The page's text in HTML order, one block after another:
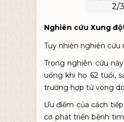
2/
Nghiên cứu Xung
Tuy nhiên nghiên cứu
Trong nghiên cứu
uống khi họ 62 tuổi,
trường hợp tử vong
Ưu điểm của cách
cơ phát triển bệnh